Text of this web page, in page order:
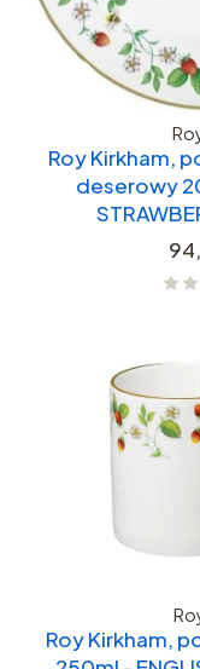
Roy Kirkham,
deserowy
Roy Kirkham,